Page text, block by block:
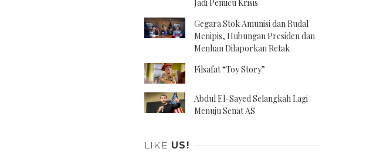
Jadi Pemicu Krisis
Gegara Stok Amunisi dan Rudal
Menipis, Hubungan Presiden dan
Menhan Dilaporkan Retak
Filsafat “Toy Story”
Abdul El-Sayed Selangkah Lagi
Menuju Senat AS
LIKE US!